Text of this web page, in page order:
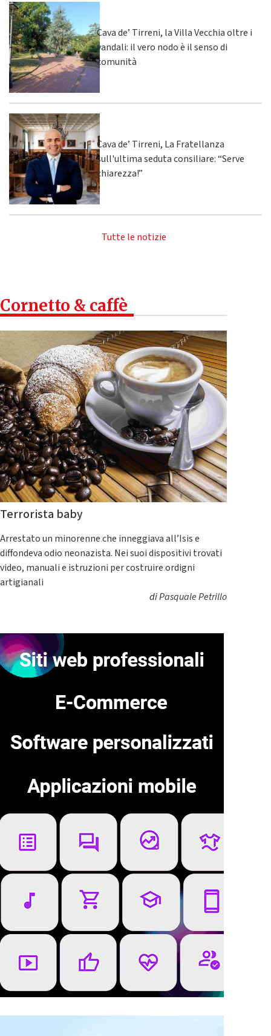
Cava de’ Tirreni, la Villa Vecchia oltre i
vandali: il vero nodo è il senso di
comunità
Cava de’ Tirreni, La Fratellanza
sull'ultima seduta consiliare: “Serve
chiarezza!”
Tutte le notizie
Cornetto & caffè
Terrorista baby
Arrestato un minorenne che inneggiava all’Isis e
diffondeva odio neonazista. Nei suoi dispositivi trovati
video, manuali e istruzioni per costruire ordigni
artigianali
diPasquale Petrillo